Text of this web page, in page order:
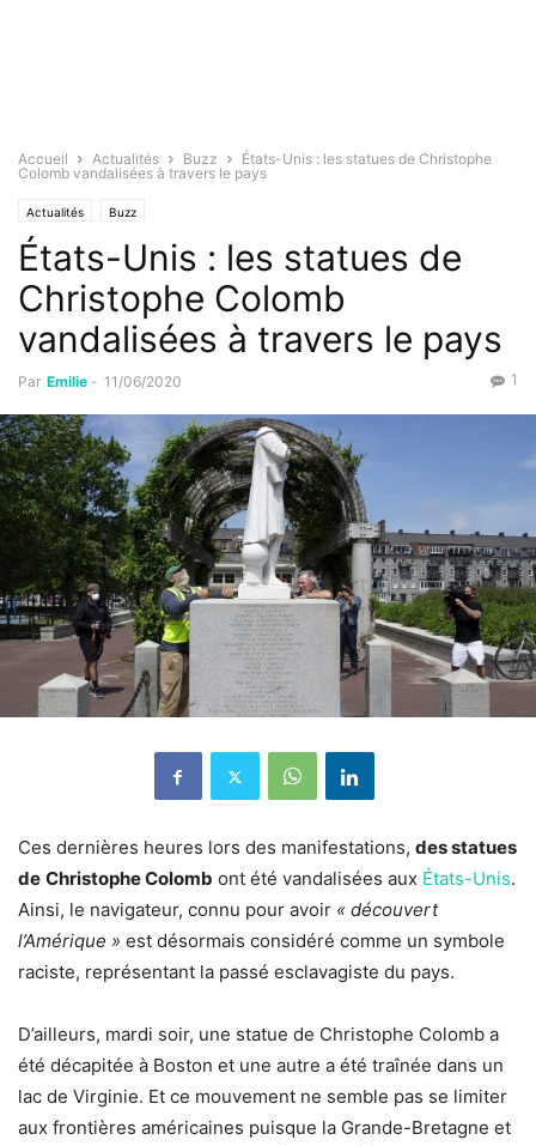
Accueil Actualités Buzz
États-Unis : les statues de Christophe
Colomb vandalisées à travers le pays
Actualités Buzz
États-Unis : les statues de
Christophe Colomb
vandalisées à travers le pays
Par Emilie - 11/06/2020 1
Ces dernières heures lors des manifestations, des statues
de Christophe Colomb ont été vandalisées aux États-Unis.
Ainsi, le navigateur, connu pour avoir « découvert
l’Amérique » est désormais considéré comme un symbole
raciste, représentant la passé esclavagiste du pays.
D’ailleurs, mardi soir, une statue de Christophe Colomb a
été décapitée à Boston et une autre a été traînée dans un
lac de Virginie. Et ce mouvement ne semble pas se limiter
aux frontières américaines puisque la Grande-Bretagne et